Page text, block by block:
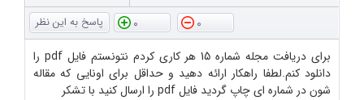
0
0
برای دریافت مجله شماره 15 هر کاری کردم نتونستم فایل pdf را
دانلود کنم.لطفا راهکار ارائه دهید و حداقل برای اونایی که مقاله
شون در شماره ای چاپ گردید فایل pdf را ارسال کنید با تشکر